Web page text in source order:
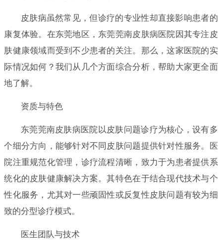
皮肤病虽然常见，但诊疗的专业性却直接影响患者的
康复体验。在东莞地区，东莞莞南皮肤病医院因其专注皮
肤健康领域而受到不少患者的关注。那么，这家医院的实
际情况如何？我们从几个方面综合分析，帮助大家更全面
地了解。
资质与特色
东莞莞南皮肤病医院以皮肤问题诊疗为核心，设有多
个细分方向，能够针对不同皮肤问题提供针对性服务。医
院注重规范化管理，诊疗流程清晰，致力于为患者提供系
统化的皮肤健康解决方案。其特色在于结合现代技术与个
性化服务，尤其对一些顽固性或反复性皮肤问题有较为细
致的分型诊疗模式。
医生团队与技术